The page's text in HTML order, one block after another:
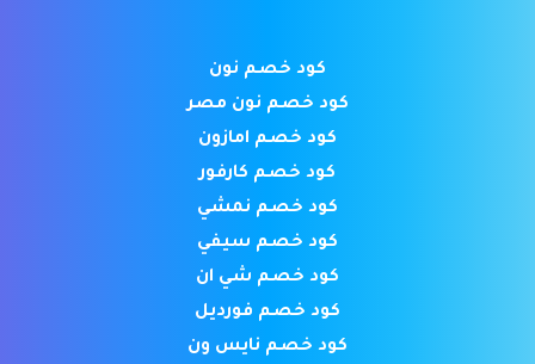
كود خصم نون
كود خصم نون مصر
كود خصم امازون
كود خصم كارفور
كود خصم نمشي
كود خصم سيفي
كود خصم شي ان
كود خصم فورديل
كود خصم نايس ون